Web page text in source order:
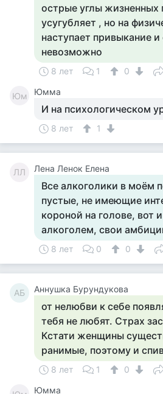
острые углы жизненных
усугубляет , но на
наступает привыкание и
невозможно
8 лет 1 0
Юм Юмма
И на психологическом
8 лет 1
ЛЛ Лена Ленок Елена
Все алкоголики в моём
пустые, не имеющие
короной на голове, вот
алкоголем, свои
8 лет 0 0
АБ Аннушка Бурундукова
от нелюбви к себе
тебя не любят. Страх
Кстати женщины
ранимые, поэтому и
8 лет 1 0
Юмма